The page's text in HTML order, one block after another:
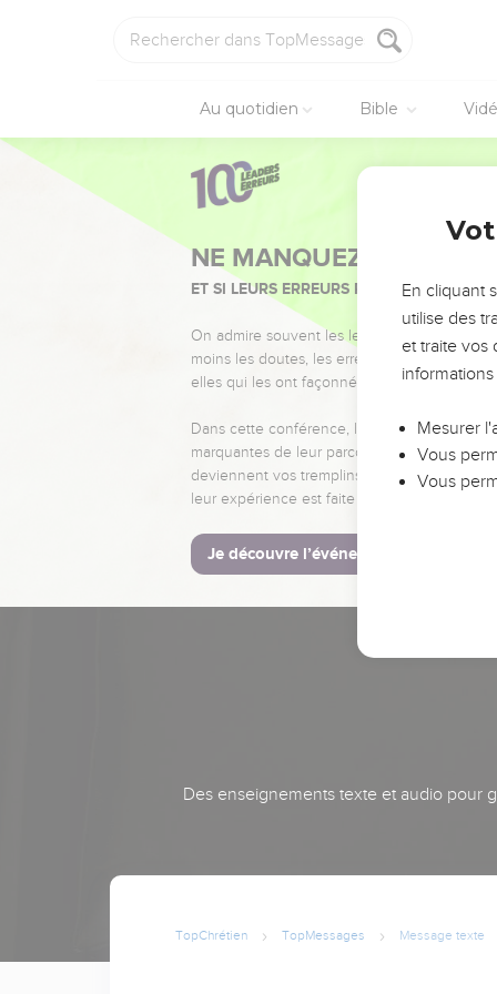
Au quotidien Bible
NE MANQUEZ PAS
ET SI LEURS ERREURS POUVAIENT VOUS
On admire souvent les leaders pour leurs
moins les doutes, les erreurs et les saisons
elles qui les ont façonnés.
Dans cette conférence, leaders,
marquantes de leur parcours et les clés
deviennent vos tremplins. Que vous
leur expérience est faite pour vous.
Je découvre l’événement
Des enseignements texte et audio pour
TopChrétien TopMessages Message texte
En cliquant
utilise des
et traite vos
Mesurer
Vous
Vous